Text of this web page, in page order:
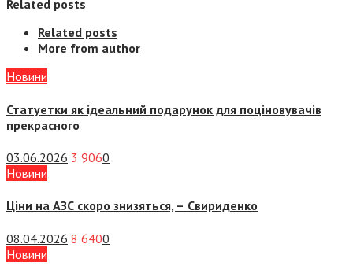
Related posts
Related posts
More from author
Новини
Статуетки як ідеальний подарунок для поціновувачів
прекрасного
03.06.2026 3 9060
Новини
Ціни на АЗС скоро знизяться, – Свириденко
08.04.2026 8 6400
Новини